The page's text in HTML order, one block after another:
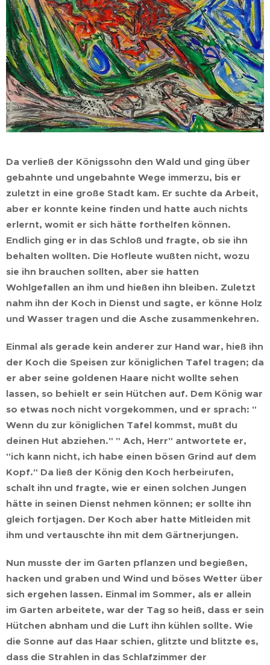
Da verließ der Königssohn den Wald und ging über
gebahnte und ungebahnte Wege immerzu, bis er
zuletzt in eine große Stadt kam. Er suchte da Arbeit,
aber er konnte keine finden und hatte auch nichts
erlernt, womit er sich hätte forthelfen können.
Endlich ging er in das Schloß und fragte, ob sie ihn
behalten wollten. Die Hofleute wußten nicht, wozu
sie ihn brauchen sollten, aber sie hatten
Wohlgefallen an ihm und hießen ihn bleiben. Zuletzt
nahm ihn der Koch in Dienst und sagte, er könne Holz
und Wasser tragen und die Asche zusammenkehren.
Einmal als gerade kein anderer zur Hand war, hieß ihn
der Koch die Speisen zur königlichen Tafel tragen; da
er aber seine goldenen Haare nicht wollte sehen
lassen, so behielt er sein Hütchen auf. Dem König war
so etwas noch nicht vorgekommen, und er sprach: "
Wenn du zur königlichen Tafel kommst, mußt du
deinen Hut abziehen." " Ach, Herr" antwortete er,
"ich kann nicht, ich habe einen bösen Grind auf dem
Kopf." Da ließ der König den Koch herbeirufen,
schalt ihn und fragte, wie er einen solchen Jungen
hätte in seinen Dienst nehmen können; er sollte ihn
gleich fortjagen. Der Koch aber hatte Mitleiden mit
ihm und vertauschte ihn mit dem Gärtnerjungen.
Nun musste der im Garten pflanzen und begießen,
hacken und graben und Wind und böses Wetter über
sich ergehen lassen. Einmal im Sommer, als er allein
im Garten arbeitete, war der Tag so heiß, dass er sein
Hütchen abnham und die Luft ihn kühlen sollte. Wie
die Sonne auf das Haar schien, glitzte und blitzte es,
dass die Strahlen in das Schlafzimmer der